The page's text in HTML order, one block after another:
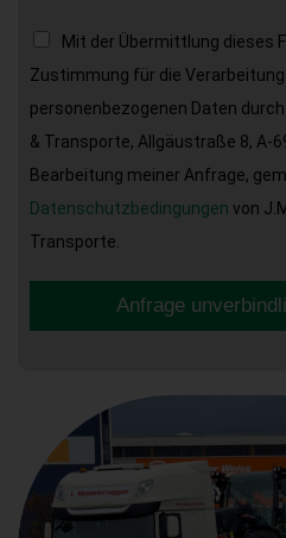
Mit der Übermittlung dieses
Zustimmung für die
personenbezogenen Daten durch
& Transporte, Allgäustraße 8, A-
Bearbeitung meiner Anfrage,
Datenschutzbedingungen von
Transporte.
Anfrage